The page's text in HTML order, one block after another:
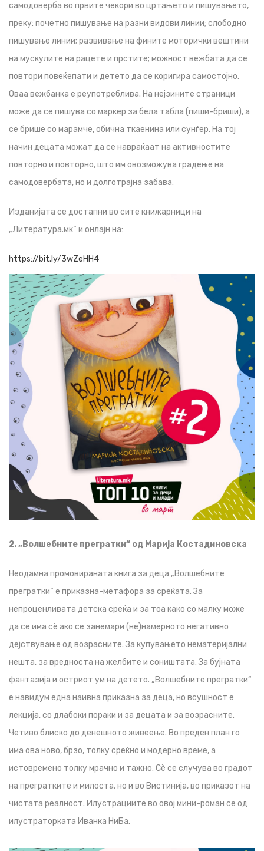
самодоверба во првите чекори во цртањето и пишувањето,
преку: почетно пишување на разни видови линии; слободно
пишување линии; развивање на фините моторички вештини
на мускулите на рацете и прстите; можност вежбата да се
повтори повеќепати и детето да се коригира самостојно.
Оваа вежбанка е реупотреблива. На нејзините страници
може да се пишува со маркер за бела табла (пиши-бриши), а
се брише со марамче, обична ткаенина или сунѓер. На тој
начин децата можат да се навраќаат на активностите
повторно и повторно, што им овозможува градење на
самодовербата, но и долготрајна забава.
Изданијата се достапни во сите книжарници на
„Литература.мк“ и онлајн на:
https://bit.ly/3wZeHH4
2. „Волшебните прегратки“ од Марија Костадиновска
Неодамна промовираната книга за деца „Волшебните
прегратки“ е приказна-метафора за среќата. За
непроценливата детска среќа и за тоа како со малку може
да се има сѐ ако се занемари (не)намерното негативно
дејствување од возрасните. За купувањето нематеријални
нешта, за вредноста на желбите и соништата. За бујната
фантазија и остриот ум на детето. „Волшебните прегратки“
е навидум една наивна приказна за деца, но всушност е
лекција, со длабоки пораки и за децата и за возрасните.
Четиво блиско до денешното живеење. Во преден план го
има ова ново, брзо, толку среќно и модерно време, а
истовремено толку мрачно и тажно. Сѐ се случува во градот
на прегратките и милоста, но и во Вистинија, во приказот на
чистата реалност. Илустрациите во овој мини-роман се од
илустраторката Иванка НиБа.